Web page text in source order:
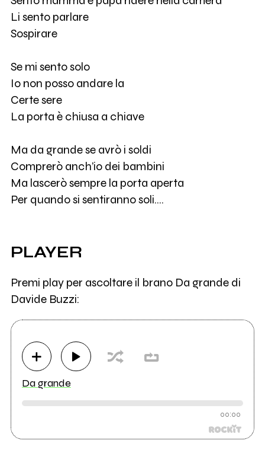
Li sento parlare
Sospirare
Se mi sento solo
Io non posso andare la
Certe sere
La porta è chiusa a chiave
Ma da grande se avrò i soldi
Comprerò anch’io dei bambini
Ma lascerò sempre la porta aperta
Per quando si sentiranno soli….
PLAYER
Premi play per ascoltare il brano Da grande di
Davide Buzzi:
Da grande
00:00